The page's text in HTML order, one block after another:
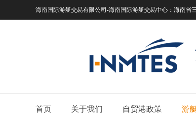
海南国际游艇交易有限公司-海南国际游艇交易中心： 海南省
首页 关于我们 自贸港政策 游